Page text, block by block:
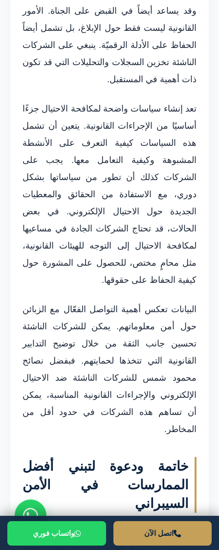
وقد يساعد أيضاً في القبض على الجناة. الأمور
القانونية ليست فقط حول الإبلاغ، بل تشمل أيضاً
الحفاظ على الأدلة الرقميّة. ينبغي على الشركات
الناشئة تخزين السجلات والتحليلات التي قد تكون
ذات أهمية في المستقبل.
تعد إنشاء سياسات واضحة لمكافحة الاحتيال جزءًا
أساسيًا من الإجراءات القانونية. يتعين أن تشمل
هذه السياسات كيفية التعرف على الأنشطة
المشبوهة وكيفية التعامل معها. يجب على
الشركات كذلك أن تطور من سياساتها بشكل
دوري، مع الاستفادة من الحقائق والمعطيات
الجديدة حول الاحتيال الإلكتروني. في بعض
الحالات، قد تحتاج الشركات الجادة في مساعيها
لمكافحة الاحتيال إلى التوجه للهيئات القانونية،
مثل محامٍ مختص، للحصول على المشورة حول
كيفية الحفاظ على حقوقها.
البيانات تعكس أهمية التواصل الفعّال مع الزبائن
حول أمن معلوماتهم. يمكن للشركات الناشئة
تحسين جانب الثقة من خلال توضيح التدابير
القانونية التي تتخذها لحمايتهم. فبفضل نصائح
محمود شمس للشركات الناشئة ضد الاحتيال
الإلكتروني والإجراءات القانونية المناسبة، يمكن
أن تساهم هذه الشركات في حدود أقل من
المخاطر.
خاتمة ودعوة لتبني أفضل
الممارسات في الأمن
السيبراني
في ظل التفشي المتزايد للاحتيال الإلكتروني،
اتصل الآن واتساب فوري